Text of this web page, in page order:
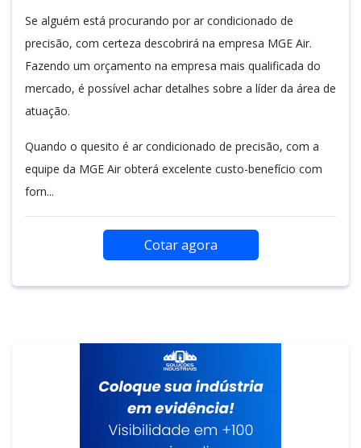
Se alguém está procurando por ar condicionado de
precisão, com certeza descobrirá na empresa MGE Air.
Fazendo um orçamento na empresa mais qualificada do
mercado, é possível achar detalhes sobre a líder da área de
atuação.
Quando o quesito é ar condicionado de precisão, com a
equipe da MGE Air obterá excelente custo-benefício com
forn...
Cotar agora